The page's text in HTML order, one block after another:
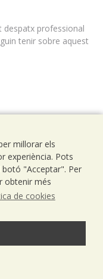
despatx professional
tenir sobre aquest
cookies
millorar els
experiència. Pots
"Acceptar". Per
obtenir més
de cookies